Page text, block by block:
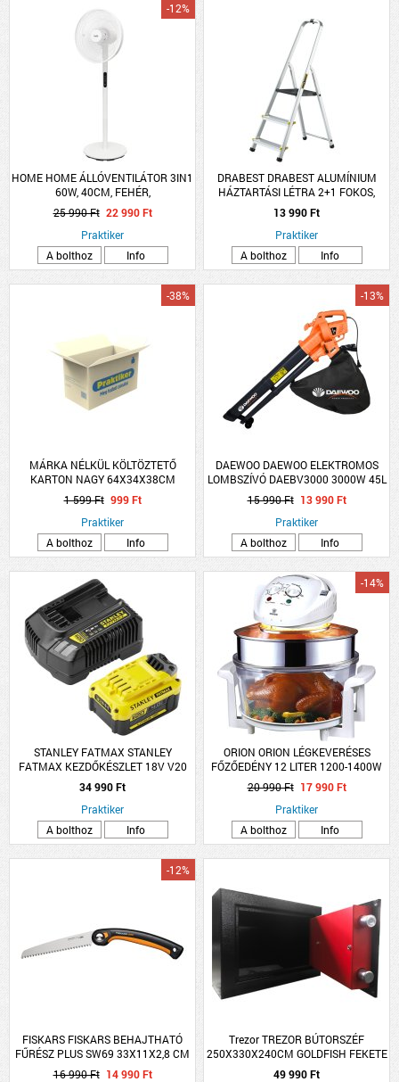
HOME HOME ÁLLÓVENTILÁTOR 3IN1
60W, 40CM, FEHÉR,
TÁVIRÁNYÍTÓVAL
-12%
25 990 Ft 22 990 Ft
Praktiker
A bolthoz
Info
DRABEST DRABEST ALUMÍNIUM
HÁZTARTÁSI LÉTRA 2+1 FOKOS,
MAX. 150KG
13 990 Ft
Praktiker
A bolthoz
Info
MÁRKA NÉLKÜL KÖLTÖZTETŐ
KARTON NAGY 64X34X38CM
TERHELHETŐSÉG MAXIMUM 20KG
-38%
1 599 Ft 999 Ft
Praktiker
A bolthoz
Info
DAEWOO DAEWOO ELEKTROMOS
LOMBSZÍVÓ DAEBV3000 3000W 45L
10:1 TÖMÖRÍTÉSI ARÁNY
-13%
15 990 Ft 13 990 Ft
Praktiker
A bolthoz
Info
STANLEY FATMAX STANLEY
FATMAX KEZDŐKÉSZLET 18V V20
AKKUMULÁTOR RENDSZERHEZ
34 990 Ft
Praktiker
A bolthoz
Info
ORION ORION LÉGKEVERÉSES
FŐZŐEDÉNY 12 LITER 1200-1400W
-14%
20 990 Ft 17 990 Ft
Praktiker
A bolthoz
Info
FISKARS FISKARS BEHAJTHATÓ
FŰRÉSZ PLUS SW69 33X11X2,8 CM
ACÉL
-12%
16 990 Ft 14 990 Ft
Trezor TREZOR BÚTORSZÉF
250X330X240CM GOLDFISH FEKETE
MABISZ &quot;A&quot;
49 990 Ft